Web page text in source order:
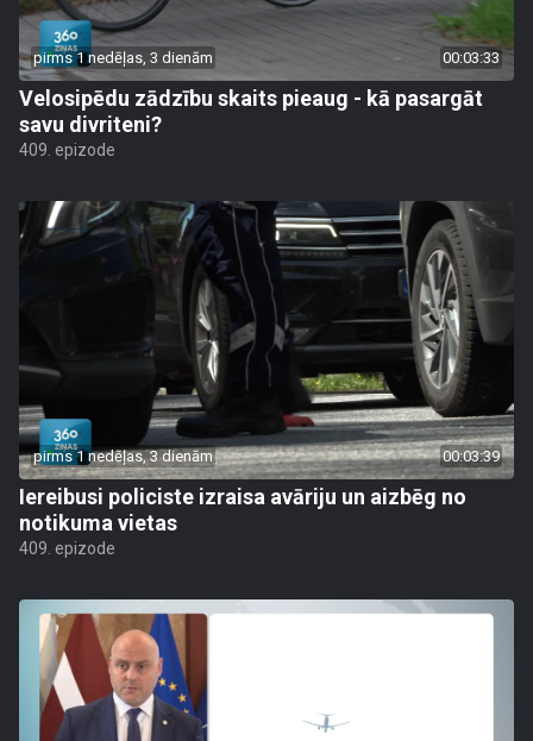
pirms 1 nedēļas, 3 dienām 00:03:33
Velosipēdu zādzību skaits pieaug - kā pasargāt
savu divriteni?
409. epizode
pirms 1 nedēļas, 3 dienām 00:03:39
Iereibusi policiste izraisa avāriju un aizbēg no
notikuma vietas
409. epizode